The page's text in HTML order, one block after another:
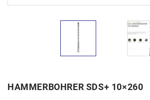
HAMMERBOHRER SDS+ 10×260